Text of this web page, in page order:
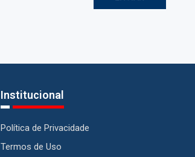
Institucional
Política de Privacidade
Termos de Uso